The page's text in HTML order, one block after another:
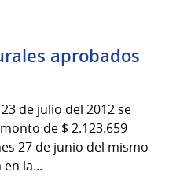
aprobados
de julio del 2012 se
de $ 2.123.659
27 de junio del mismo
la...